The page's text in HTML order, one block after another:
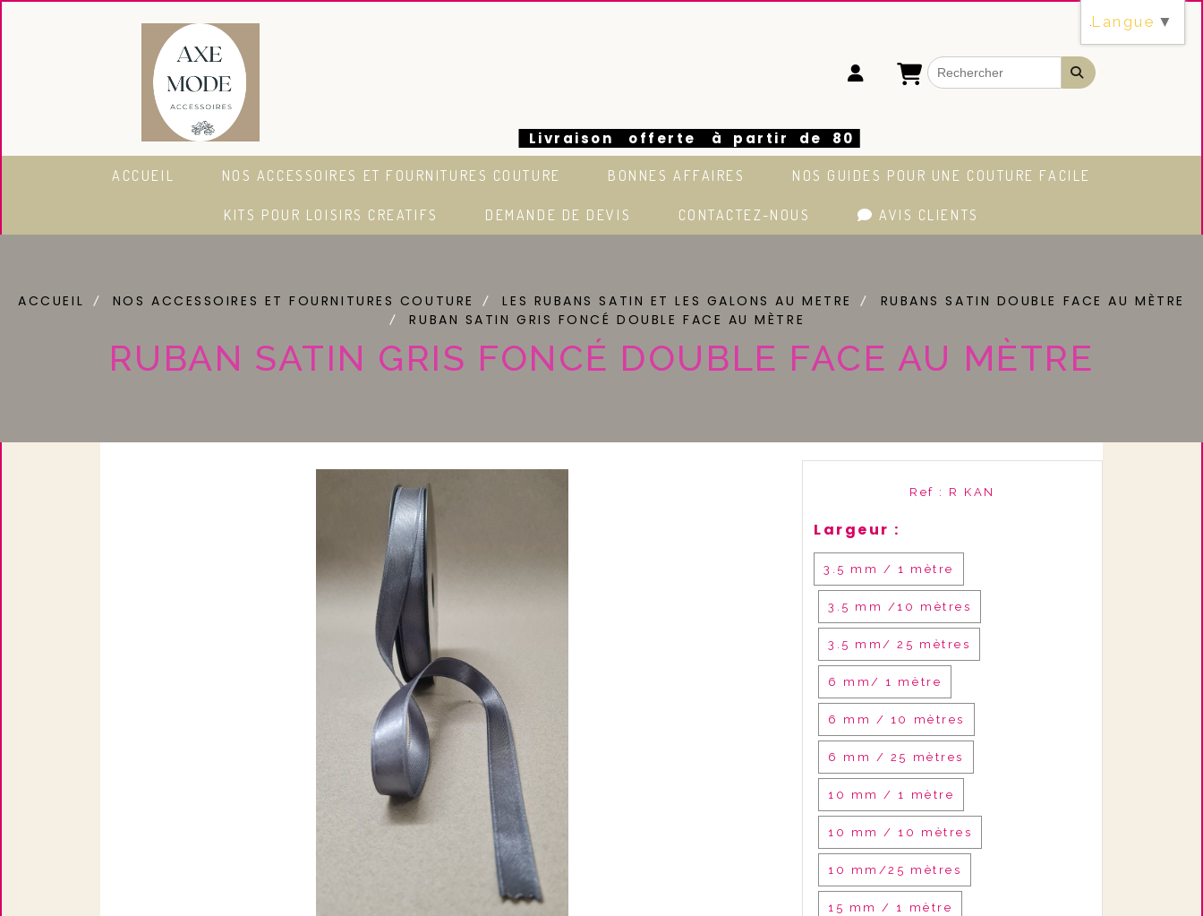
Livraison offerte à partir de 80
euros en France
ACCUEIL NOS ACCESSOIRES ET FOURNITURES COUTURE BONNES AFFAIRES NOS GUIDES POUR UNE COUTURE FACILE
KITS POUR LOISIRS CREATIFS DEMANDE DE DEVIS CONTACTEZ-NOUS AVIS CLIENTS
ACCUEIL NOS ACCESSOIRES ET FOURNITURES COUTURE LES RUBANS SATIN ET LES GALONS AU METRE
RUBANS SATIN DOUBLE FACE AU MÈTRE
RUBAN SATIN GRIS FONCÉ DOUBLE FACE AU MÈTRE
RUBAN SATIN GRIS FONCÉ DOUBLE FACE AU MÈTRE
Ref : R KAN
Largeur :
3.5 mm / 1 mètre
3.5 mm /10 mètres
3.5 mm/ 25 mètres
6 mm/ 1 mètre
6 mm / 10 mètres
6 mm / 25 mètres
10 mm / 1 mètre
10 mm / 10 mètres
10 mm/25 mètres
15 mm / 1 mètre
Langue ▼
Panneau de gestion des cookies